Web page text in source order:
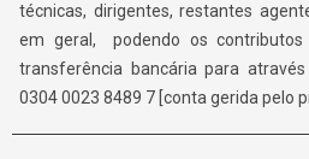
técnicas, dirigentes, restantes
em geral, podendo os
transferência bancária para
0304 0023 8489 7 [conta gerida pelo